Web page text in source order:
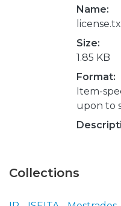
Name:
Size:
1.85 KB
Format:
Item-
upon to
Collections